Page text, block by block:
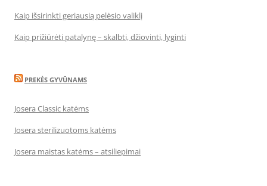
Kaip išsirinkti geriausią pelėsio valiklį
Kaip prižiūrėti patalynę – skalbti, džiovinti, lyginti
PREKĖS GYVŪNAMS
Josera Classic katėms
Josera sterilizuotoms katėms
Josera maistas katėms – atsiliepimai